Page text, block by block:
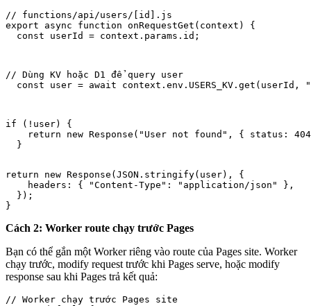
// functions/api/users/[id].js
export async function onRequestGet(context) {
  const userId = context.params.id;
// Dùng KV hoặc D1 để query user
const user = await context.env.USERS_KV.get(userId,
if (!user) {
return new Response("User not found", { status:
  }
return new Response(JSON.stringify(user), {
    headers: { "Content-Type": "application/json" },
  });
}
Cách 2: Worker route chạy trước Pages
Bạn có thể gắn một Worker riêng vào route của Pages site. Worker
chạy trước, modify request trước khi Pages serve, hoặc modify
response sau khi Pages trả kết quả:
// Worker chạy trước Pages site